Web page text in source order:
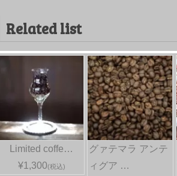
Related list
Limited coffe…
¥1,300(税込)
グァテマラ アンテ
ィグア …